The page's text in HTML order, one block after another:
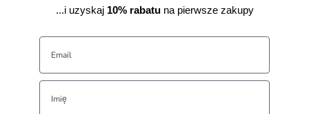
...i uzyskaj10% rabatuna pierwsze zakupy